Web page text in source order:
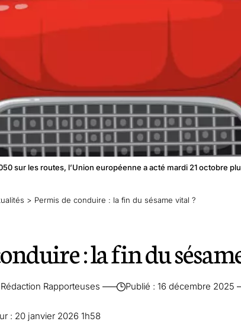
sur les routes, l’Union européenne a acté mardi 21 octobre
> Permis de conduire : la fin du sésame vital ?
: la fin du
: 20 janvier 2026 1h58
Rapporteuses
Publié : 16 décembre 2025